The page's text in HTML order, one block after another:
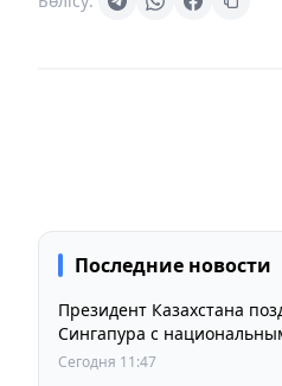
Последние новости
Президент Казахстана
Сингапура с
Сегодня 11:47